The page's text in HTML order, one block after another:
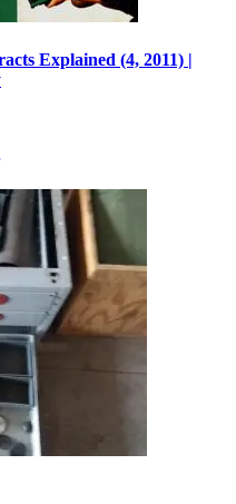
Explained (4, 2011) |